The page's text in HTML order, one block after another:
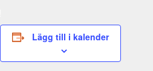
Lägg till i kalender